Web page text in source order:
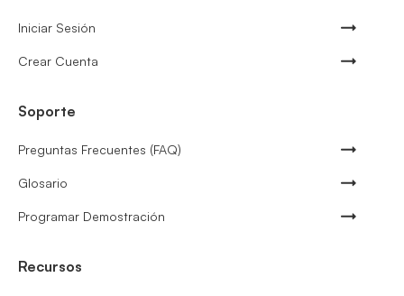
Iniciar Sesión
Crear Cuenta
Soporte
Preguntas Frecuentes (FAQ)
Glosario
Programar Demostración
Recursos